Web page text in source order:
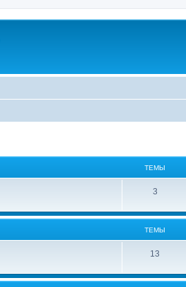
ТЕМЫ
3
ТЕМЫ
13